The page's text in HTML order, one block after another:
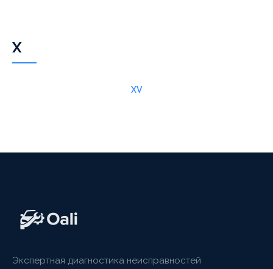
X
XV
Экспертная диагностика неисправностей